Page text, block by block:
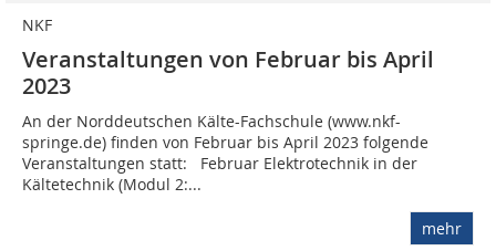
NKF
Veranstaltungen von Februar bis April
2023
An der Norddeutschen Kälte-Fachschule (www.nkf-
springe.de) finden von Februar bis April 2023 folgende
Veranstaltungen statt: Februar Elektrotechnik in der
Kältetechnik (Modul 2:...
mehr